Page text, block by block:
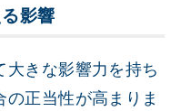
影響
大きな影響力を持ち
の正当性が高まりま